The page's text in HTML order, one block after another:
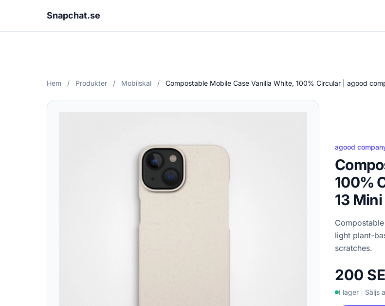
Snapchat.se
Hem / Produkter / Mobilskal / Compostable Mobile Case Vanilla White, 100% Circular | agood
agood
100%
13 Mini
light plant-
scratches.
200
I lager Säljs